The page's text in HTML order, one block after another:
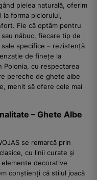
pielea naturală, oferim
la forma piciorului,
Fie că optăm pentru
năbuc, fiecare tip de
specifice – rezistență
de finețe la
Polonia, cu respectarea
pereche de ghete albe
menit să ofere cele mai
– Ghete Albe
se remarcă prin
cu linii curate și
decorative
conștienți că stilul joacă